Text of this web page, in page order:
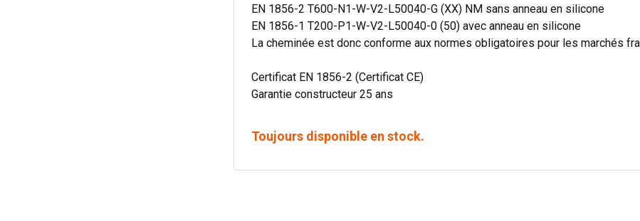
EN 1856-2 T600-N1-W-V2-L50040-G (XX) NM sans anneau en silicone
EN 1856-1 T200-P1-W-V2-L50040-0 (50) avec anneau en silicone
La cheminée est donc conforme aux normes obligatoires pour les marchés
Certificat EN 1856-2 (Certificat CE)
Garantie constructeur 25 ans
Toujours disponible en stock.